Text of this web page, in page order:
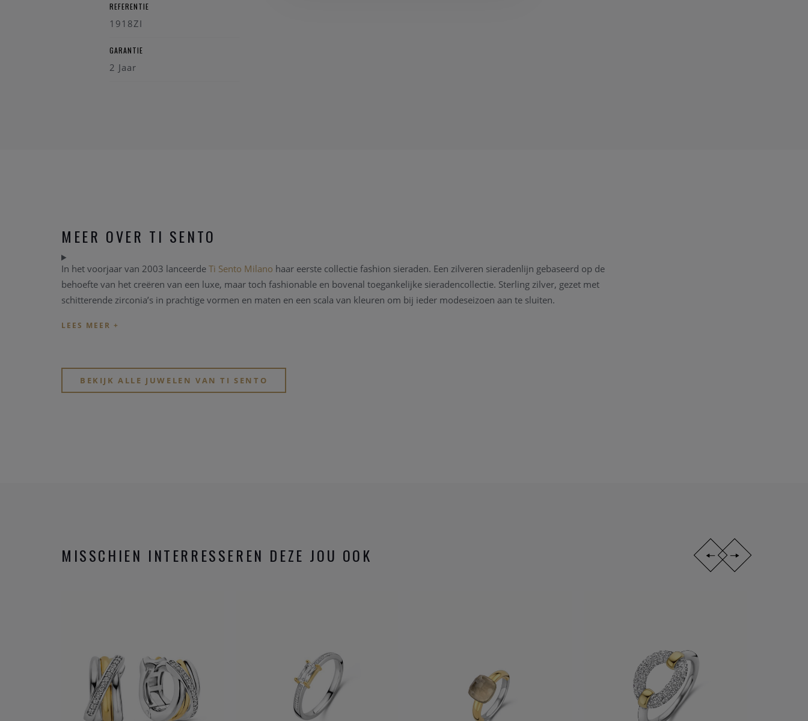
REFERENTIE
1918ZI
GARANTIE
2 Jaar
MEER OVER TI SENTO
In het voorjaar van 2003 lanceerde Ti Sento Milano haar eerste collectie fashion sieraden. Een zilveren sieradenlijn gebaseerd op de
behoefte van het creëren van een luxe, maar toch fashionable en bovenal toegankelijke sieradencollectie. Sterling zilver, gezet met
schitterende zirconia’s in prachtige vormen en maten en een scala van kleuren om bij ieder modeseizoen aan te sluiten.
BEKIJK ALLE JUWELEN VAN TI SENTO
MISSCHIEN INTERRESSEREN DEZE JOU OOK